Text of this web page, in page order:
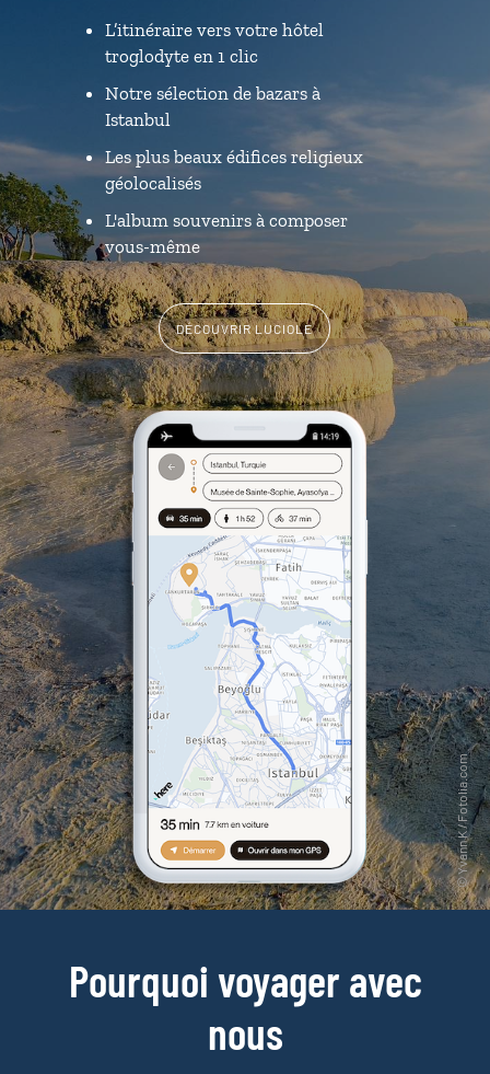
L’itinéraire vers votre hôtel
troglodyte en 1 clic
Notre sélection de bazars à
Istanbul
Les plus beaux édifices religieux
géolocalisés
L'album souvenirs à composer
vous-même
DÉCOUVRIR LUCIOLE
Pourquoi voyager avec
nous